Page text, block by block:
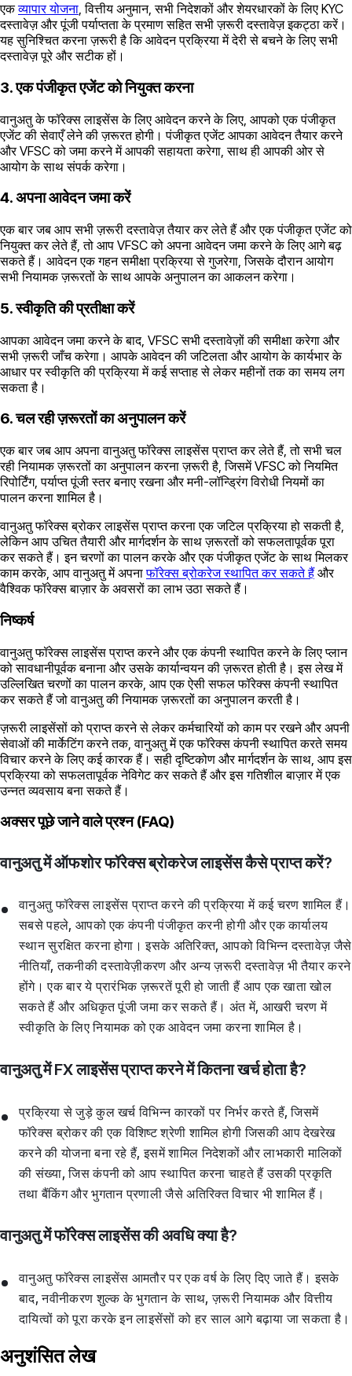
एकव्यापार योजना, वित्तीय अनुमान, सभी निदेशकों और शेयरधारकों के लिए KYC
दस्तावेज़ और पूंजी पर्याप्तता के प्रमाण सहित सभी ज़रूरी दस्तावेज़ इकट्ठा करें।
यह सुनिश्चित करना ज़रूरी है कि आवेदन प्रक्रिया में देरी से बचने के लिए सभी
दस्तावेज़ पूरे और सटीक हों।
3. एक पंजीकृत एजेंट को नियुक्त करना
वानुअतु के फॉरेक्स लाइसेंस के लिए आवेदन करने के लिए, आपको एक पंजीकृत
एजेंट की सेवाएँ लेने की ज़रूरत होगी। पंजीकृत एजेंट आपका आवेदन तैयार करने
और VFSC को जमा करने में आपकी सहायता करेगा, साथ ही आपकी ओर से
आयोग के साथ संपर्क करेगा।
4. अपना आवेदन जमा करें
एक बार जब आप सभी ज़रूरी दस्तावेज़ तैयार कर लेते हैं और एक पंजीकृत एजेंट को
नियुक्त कर लेते हैं, तो आप VFSC को अपना आवेदन जमा करने के लिए आगे बढ़
सकते हैं। आवेदन एक गहन समीक्षा प्रक्रिया से गुजरेगा, जिसके दौरान आयोग
सभी नियामक ज़रूरतों के साथ आपके अनुपालन का आकलन करेगा।
5. स्वीकृति की प्रतीक्षा करें
आपका आवेदन जमा करने के बाद, VFSC सभी दस्तावेज़ों की समीक्षा करेगा और
सभी ज़रूरी जाँच करेगा। आपके आवेदन की जटिलता और आयोग के कार्यभार के
आधार पर स्वीकृति की प्रक्रिया में कई सप्ताह से लेकर महीनों तक का समय लग
सकता है।
6. चल रही ज़रूरतों का अनुपालन करें
एक बार जब आप अपना वानुअतु फॉरेक्स लाइसेंस प्राप्त कर लेते हैं, तो सभी चल
रही नियामक ज़रूरतों का अनुपालन करना ज़रूरी है, जिसमें VFSC को नियमित
रिपोर्टिंग, पर्याप्त पूंजी स्तर बनाए रखना और मनी-लॉन्ड्रिंग विरोधी नियमों का
पालन करना शामिल है।
वानुअतु फॉरेक्स ब्रोकर लाइसेंस प्राप्त करना एक जटिल प्रक्रिया हो सकती है,
लेकिन आप उचित तैयारी और मार्गदर्शन के साथ ज़रूरतों को सफलतापूर्वक पूरा
कर सकते हैं। इन चरणों का पालन करके और एक पंजीकृत एजेंट के साथ मिलकर
काम करके, आप वानुअतु में अपनाफॉरेक्स ब्रोकरेज स्थापित कर सकते हैंऔर
वैश्विक फॉरेक्स बाज़ार के अवसरों का लाभ उठा सकते हैं।
निष्कर्ष
वानुअतु फॉरेक्स लाइसेंस प्राप्त करने और एक कंपनी स्थापित करने के लिए प्लान
को सावधानीपूर्वक बनाना और उसके कार्यान्वयन की ज़रूरत होती है। इस लेख में
उल्लिखित चरणों का पालन करके, आप एक ऐसी सफल फॉरेक्स कंपनी स्थापित
कर सकते हैं जो वानुअतु की नियामक ज़रूरतों का अनुपालन करती है।
ज़रूरी लाइसेंसों को प्राप्त करने से लेकर कर्मचारियों को काम पर रखने और अपनी
सेवाओं की मार्केटिंग करने तक, वानुअतु में एक फॉरेक्स कंपनी स्थापित करते समय
विचार करने के लिए कई कारक हैं। सही दृष्टिकोण और मार्गदर्शन के साथ, आप इस
प्रक्रिया को सफलतापूर्वक नेविगेट कर सकते हैं और इस गतिशील बाज़ार में एक
उन्नत व्यवसाय बना सकते हैं।
अक्सर पूछे जाने वाले प्रश्न (FAQ)
वानुअतु में ऑफशोर फॉरेक्स ब्रोकरेज लाइसेंस कैसे प्राप्त करें?
वानुअतु फॉरेक्स लाइसेंस प्राप्त करने की प्रक्रिया में कई चरण शामिल हैं।
सबसे पहले, आपको एक कंपनी पंजीकृत करनी होगी और एक कार्यालय
स्थान सुरक्षित करना होगा। इसके अतिरिक्त, आपको विभिन्न दस्तावेज़ जैसे
नीतियाँ, तकनीकी दस्तावेज़ीकरण और अन्य ज़रूरी दस्तावेज़ भी तैयार करने
होंगे। एक बार ये प्रारंभिक ज़रूरतें पूरी हो जाती हैं आप एक खाता खोल
सकते हैं और अधिकृत पूंजी जमा कर सकते हैं। अंत में, आखरी चरण में
स्वीकृति के लिए नियामक को एक आवेदन जमा करना शामिल है।
वानुअतु में FX लाइसेंस प्राप्त करने में कितना खर्च होता है?
प्रक्रिया से जुड़े कुल खर्च विभिन्न कारकों पर निर्भर करते हैं, जिसमें
फॉरेक्स ब्रोकर की एक विशिष्ट श्रेणी शामिल होगी जिसकी आप देखरेख
करने की योजना बना रहे हैं, इसमें शामिल निदेशकों और लाभकारी मालिकों
की संख्या, जिस कंपनी को आप स्थापित करना चाहते हैं उसकी प्रकृति
तथा बैंकिंग और भुगतान प्रणाली जैसे अतिरिक्त विचार भी शामिल हैं।
वानुअतु में फॉरेक्स लाइसेंस की अवधि क्या है?
वानुअतु फॉरेक्स लाइसेंस आमतौर पर एक वर्ष के लिए दिए जाते हैं। इसके
बाद, नवीनीकरण शुल्क के भुगतान के साथ, ज़रूरी नियामक और वित्तीय
दायित्वों को पूरा करके इन लाइसेंसों को हर साल आगे बढ़ाया जा सकता है।
अनुशंसित लेख